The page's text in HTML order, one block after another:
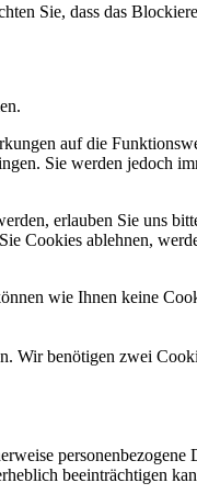
Sie, dass das
auf die
Sie werden jedoch
erlauben Sie uns
Cookies ablehnen,
wie Ihnen keine
Wir benötigen zwei
personenbezogene
beeinträchtigen